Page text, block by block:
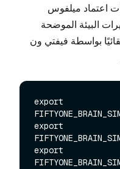
اعتماد ميلفوس
البيئة الموضحة
بواسطة فيفتي ون
export
export
export